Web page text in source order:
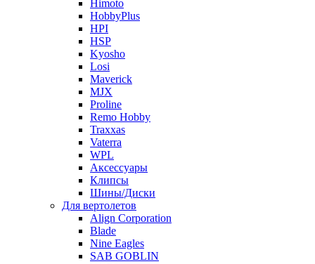
Himoto
HobbyPlus
HPI
HSP
Kyosho
Losi
Maverick
MJX
Proline
Remo Hobby
Traxxas
Vaterra
WPL
Аксессуары
Клипсы
Шины/Диски
Для вертолетов
Align Corporation
Blade
Nine Eagles
SAB GOBLIN